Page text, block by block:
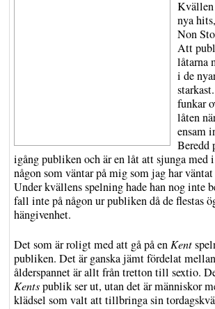
Kvällen
nya
Non
Att
låtarna
i de
funkar
låten
ensam
Beredd
igång publiken och är en låt att sjunga med
någon som väntar på mig som jag har
Under kvällens spelning hade han nog inte
fall inte på någon ur publiken då de flestas
hängivenhet.
Det som är roligt med att gå på en Kent
publiken. Det är ganska jämt fördelat
ålderspannet är allt från tretton till sextio.
Kentspublik ser ut, utan det är människor
klädsel som valt att tillbringa sin